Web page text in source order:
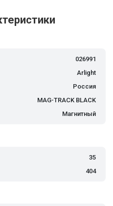
026991
Arlight
Россия
MAG-TRACK BLACK
Магнитный
35
404